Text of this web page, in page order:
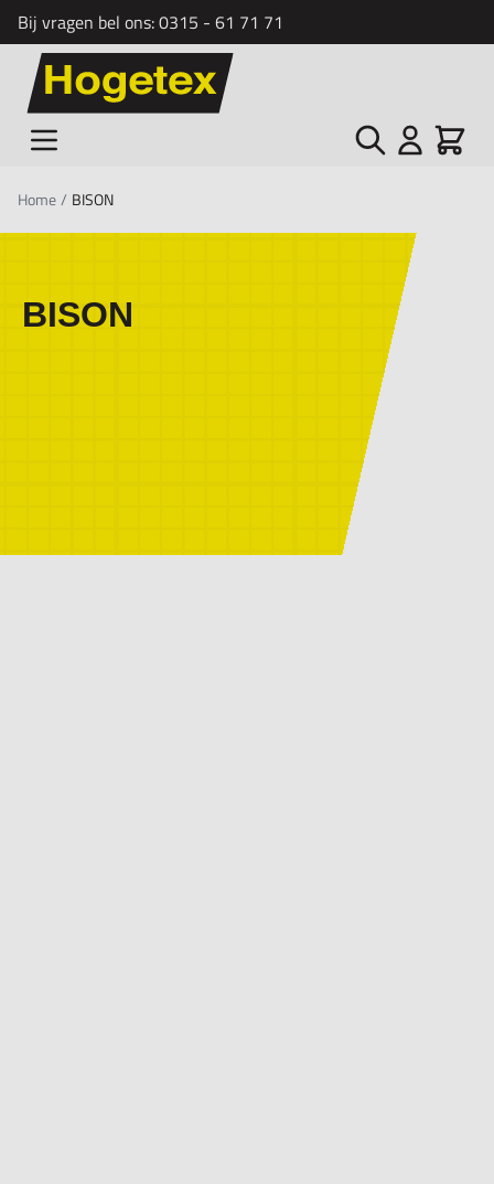
Bij vragen bel ons:0315 - 61 71 71
Ga naar de inhoud
Zoek Cart
Home/ BISON
BISON